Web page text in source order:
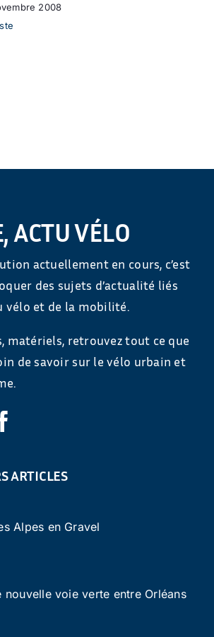
2008
ACTU VÉLO
actuellement en cours, c’est
des sujets d’actualité liés
vélo et de la mobilité.
matériels, retrouvez tout ce que
de savoir sur le vélo urbain et
ARTICLES
Alpes en Gravel
nouvelle voie verte entre Orléans